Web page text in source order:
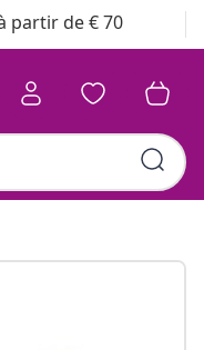
partir de € 70